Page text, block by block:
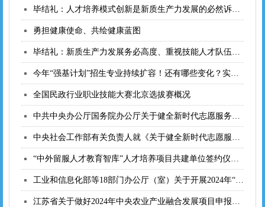
毕结礼：人才培养模式创新是新质生产力发展的必然诉求
勇担健康使命、共绘健康蓝图
毕结礼：新质生产力发展务必高度、重视技能人才队伍建设
今年“强基计划”招生专业持续扩容！还有哪些变化？实施四年成效如何？一文读懂—
全国民政行业职业技能大赛北京选拔赛概况
中共中央办公厅国务院办公厅关于健全新时代志愿服务体系的意见
中央社会工作部有关负责人就《关于健全新时代志愿服务体系的意见》答记者问
“中外留服人才教育智库”人才培养项目共建单位签约仪式在山西举行
工业和信息化部等18部门办公厅（室）关于开展2024年“一起益企”中小微企业服务行动的
江苏省关于做好2024年中央农业产业融合发展项目申报工作的通知